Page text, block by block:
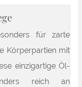
für zarte
Körperpartien mit
einzigartige Öl-
reich an